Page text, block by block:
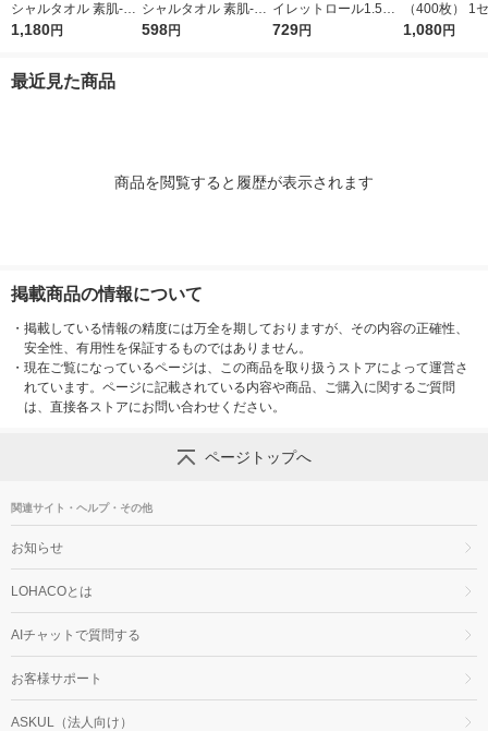
シャルタオル 素肌-SU
HADA 100枚入 2個 日
1,180円
シャルタオル 素肌-SU
HADA 100枚入 日本製
598円
イレットロール1.5倍
巻き8ロールダブル45
729円
（400枚） 1
（5個）ソフ
1,080円
最近見た商品
商品を閲覧すると履歴が表示されます
掲載商品の情報について
・ 掲載している情報の精度には万全を期しておりますが、その内容の正確性、
安全性、有用性を保証するものではありません。
・ 現在ご覧になっているページは、この商品を取り扱うストアによって運営さ
れています。ページに記載されている内容や商品、ご購入に関するご質問
は、直接各ストアにお問い合わせください。
ページトップへ
関連サイト・ヘルプ・その他
お知らせ
LOHACOとは
AIチャットで質問する
お客様サポート
ASKUL（法人向け）